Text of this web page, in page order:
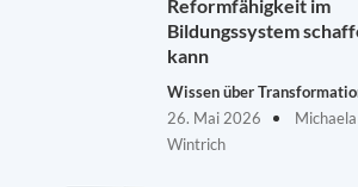
Reformfähigkeit im
Bildungssystem
kann
Wissen über
26. Mai 2026
Michaela
Wintrich